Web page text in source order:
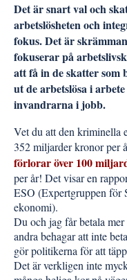
Det är snart val och
arbetslösheten och
fokus. Det är
fokuserar på
att få in de skatter som
ut de arbetslösa i
invandrarna i jobb.
Vet du att den kriminella
352 miljarder kronor per
förlorar över 100
per år! Det visar en
ESO (Expertgruppen för
ekonomi).
Du och jag får betala
andra behagar att inte
gör politikerna för att
Det är verkligen inte